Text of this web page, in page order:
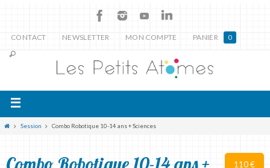
CONTACT NEWSLETTER MON COMPTE PANIER 0
Session Combo Robotique 10-14 ans + Sciences
110 €